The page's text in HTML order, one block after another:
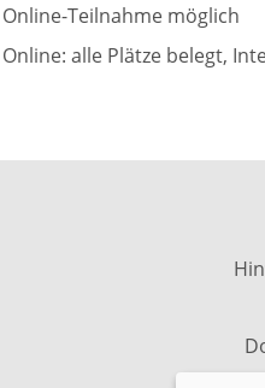
Online-Teilnahme möglich
Online: alle Plätze belegt,